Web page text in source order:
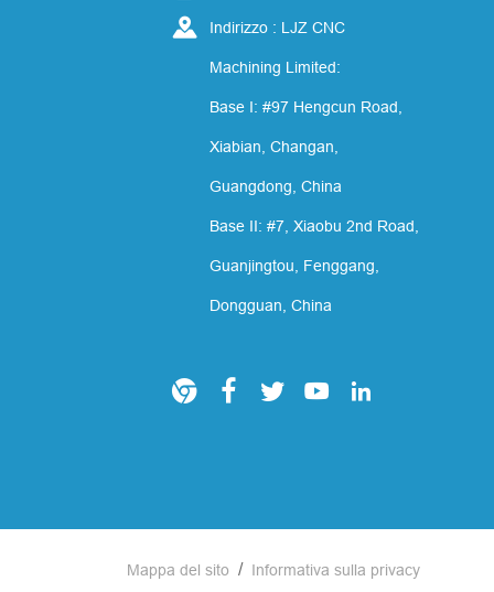
 Indirizzo : LJZ CNC
Machining Limited:
Base I: #97 Hengcun Road,
Xiabian, Changan,
Guangdong, China
Base II: #7, Xiaobu 2nd Road,
Guanjingtou, Fenggang,
Dongguan, China
    
Mappa del sito / Informativa sulla privacy